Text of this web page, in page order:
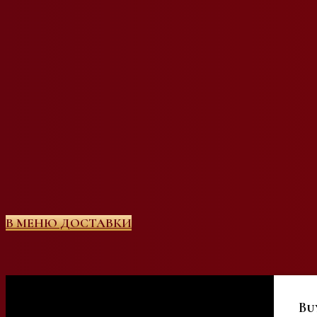
В МЕНЮ ДОСТАВКИ